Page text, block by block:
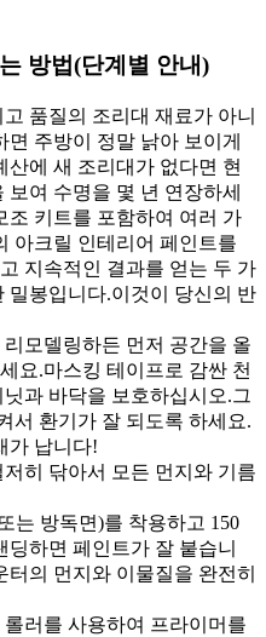
방법(단계별 안내)
품질의 조리대 재료가 아니
주방이 정말 낡아 보이게
에 새 조리대가 없다면 현
여 수명을 몇 년 연장하세
조 키트를 포함하여 여러 가
아크릴 인테리어 페인트를
지속적인 결과를 얻는 두 가
밀봉입니다.이것이 당신의 반
모델링하든 먼저 공간을 올
요.마스킹 테이프로 감싼 천
과 바닥을 보호하십시오.그
서 환기가 잘 되도록 하세요.
가 납니다!
히 닦아서 모든 먼지와 기름
는 방독면)를 착용하고 150
하면 페인트가 잘 붙습니
의 먼지와 이물질을 완전히
러를 사용하여 프라이머를